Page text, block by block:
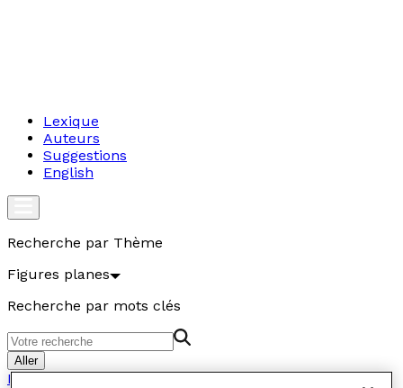
Lexique
Auteurs
Suggestions
English
Recherche par Thème
Figures planes
Recherche par mots clés
Aller
Figures planes